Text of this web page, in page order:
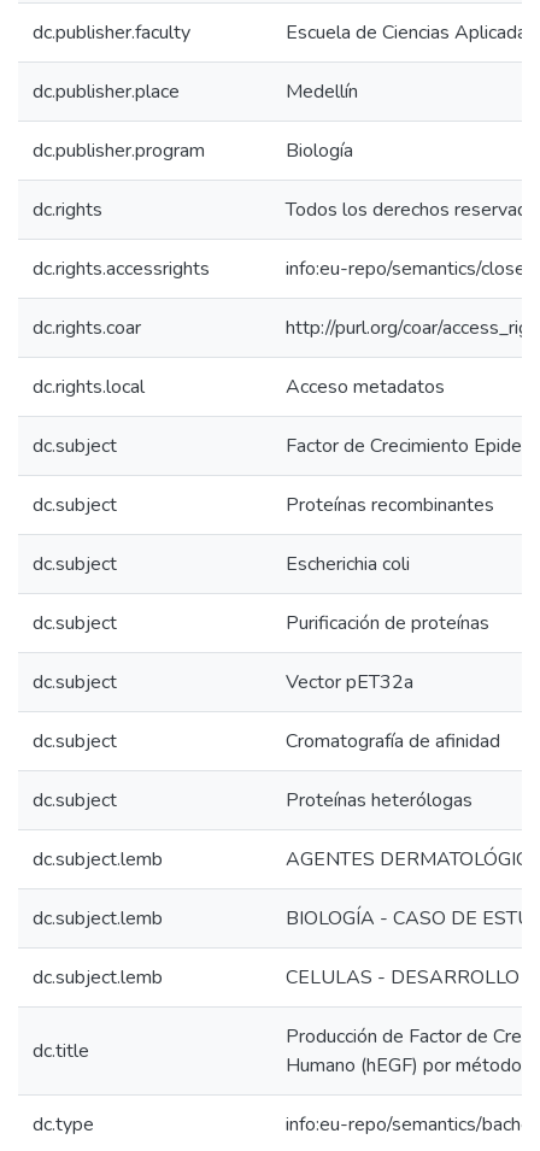
dc.publisher.faculty Escuela de Ciencias
dc.publisher.place Medellín
dc.publisher.program Biología
dc.rights Todos los derechos
dc.rights.accessrights info:eu-repo/semantics/
dc.rights.coar http://purl.org/coar/
dc.rights.local Acceso metadatos
dc.subject Factor de Crecimiento
dc.subject Proteínas recombinantes
dc.subject Escherichia coli
dc.subject Purificación de proteínas
dc.subject Vector pET32a
dc.subject Cromatografía de afinidad
dc.subject Proteínas heterólogas
dc.subject.lemb AGENTES
dc.subject.lemb BIOLOGÍA - CASO DE
dc.subject.lemb CELULAS - DESARROLLO
dc.title
Producción de Factor de
Humano (hEGF) por métodos
dc.type info:eu-repo/semantics/